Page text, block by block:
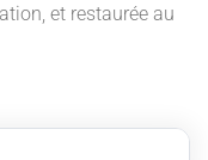
et restaurée au